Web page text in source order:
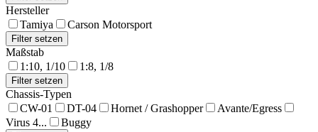
Hersteller
Tamiya
Carson Motorsport
Maßstab
1:10, 1/10
1:8, 1/8
Chassis-Typen
CW-01
DT-04 Hornet / Grashopper
Avante/Egress
Virus 4...
Buggy